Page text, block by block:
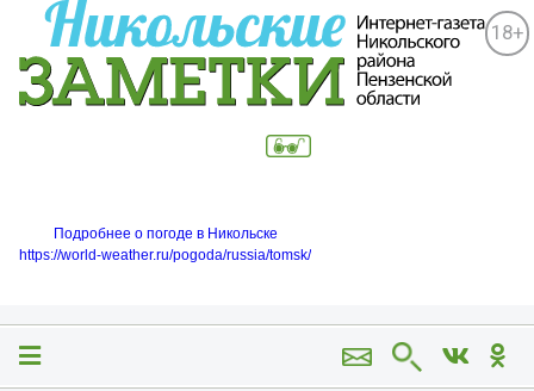
18+
Подробнее о погоде в Никольске
https://world-weather.ru/pogoda/russia/tomsk/